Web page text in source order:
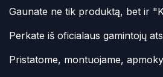
Gaunate ne tik produktą, bet ir
Perkate iš oficialaus gamintojų
Pristatome, montuojame,